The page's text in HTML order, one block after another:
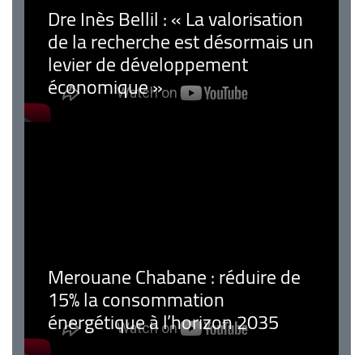
Dre Inès Bellil : « La valorisation
de la recherche est désormais un
levier de développement
économique »
Merouane Chabane : réduire de
15% la consommation
énergétique à l’horizon 2035